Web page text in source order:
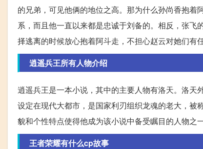
的兄弟，可见他俩的地位之高。那为什么孙尚香抱
系，而且他一直以来都是忠诚于刘备的。相反，张
择逃离的时候放心抱着阿斗走，不担心赵云对她们有任
逍遥兵王所有人物介绍
逍遥兵王是一本小说，其中的主要人物有洛天。洛
设定在现代大都市，是国家利刃组织龙魂的老大，
貌和个性特点使得他成为该小说中备受瞩目的人物之一
王者荣耀有什么cp故事